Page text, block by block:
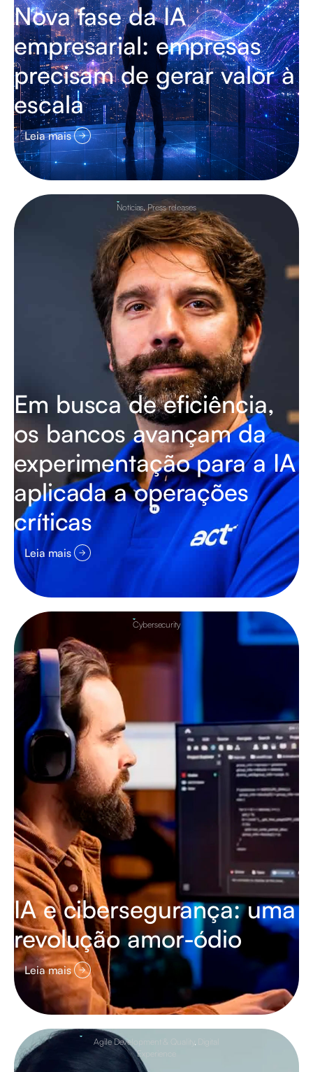
Nova fase da IA
empresarial: empresas
precisam de gerar valor à
escala
Leia mais
Notícias,Press releases
Em busca de eficiência,
os bancos avançam da
experimentação para a IA
aplicada a operações
críticas
Leia mais
Cybersecurity
IA e cibersegurança: uma
revolução amor-ódio
Leia mais
Agile Development & Quality , Digital
Experience